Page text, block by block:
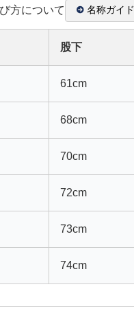
方について 名称ガイド
股下
61cm
68cm
70cm
72cm
73cm
74cm